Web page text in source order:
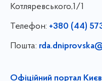
Котляревського,1/1
Телефон: +380 (44)
Пошта:
Офіційний портал